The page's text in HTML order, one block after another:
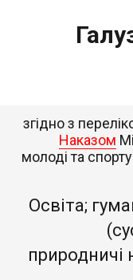
згідно з
Наказом
молоді та
Освіта;
природничі